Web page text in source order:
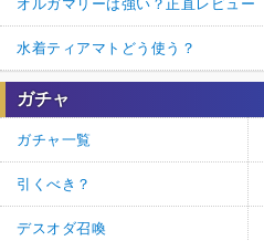
オルガマリーは強い？正直レビュー
水着ティアマトどう使う？
ガチャ
ガチャ一覧
引くべき？
デスオダ召喚